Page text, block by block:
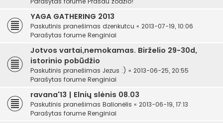
YAGA GATHERING 2013
Paskutinis pranešimas dzenkutcu « 2013-07-19, 10:06
Parašytas forume Renginiai
Jotvos vartai,nemokamas. Birželio 29-30d,
istorinio pobūdžio
Paskutinis pranešimas Jezus :) « 2013-06-25, 20:55
Parašytas forume Renginiai
ravana'13 | Elnių slėnis 08.03
Paskutinis pranešimas Balionėlis « 2013-06-19, 17:13
Parašytas forume Renginiai